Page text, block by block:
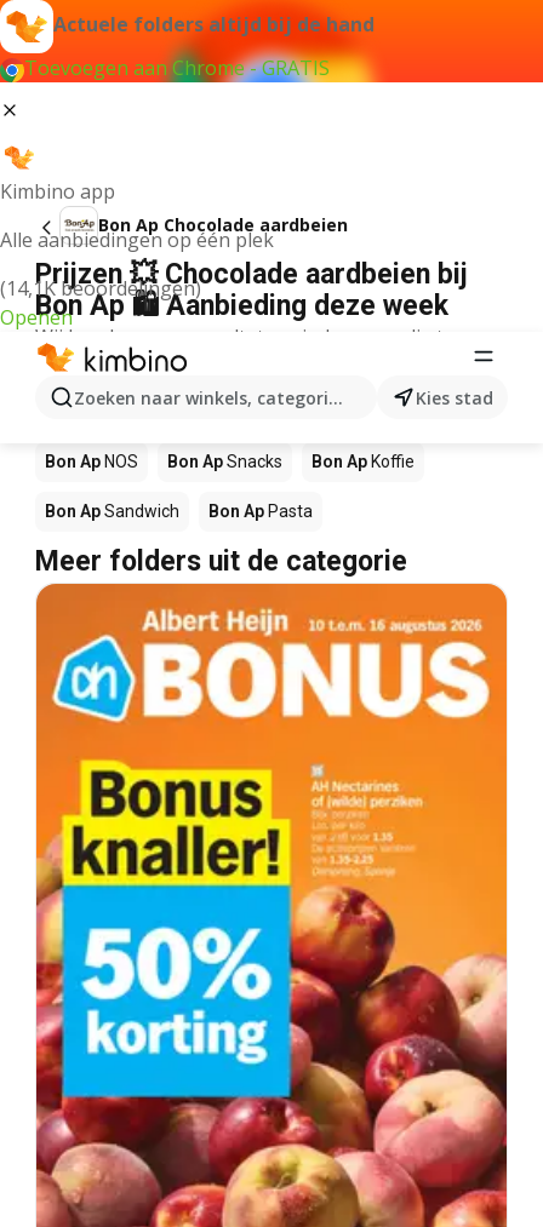
Actuele folders altijd bij de hand
Toevoegen aan Chrome - GRATIS
Kimbino app
Alle aanbiedingen op één plek
(14,1K beoordelingen)
Openen
Zoeken naar winkels, categorieën, producten...
Kies stad
Bon Ap Chocolade aardbeien
Prijzen 💥 Chocolade aardbeien bij
Bon Ap 🛍️ Aanbieding deze week
Wij konden geen resultaten vinden voor die term.
Andere producten in winkels Bon Ap
Bon Ap Mango Sushi
Bon Ap NOS Bon ApSnacks Bon Ap Koffie
Bon ApSandwich Bon Ap Pasta
Meer folders uit de categorie